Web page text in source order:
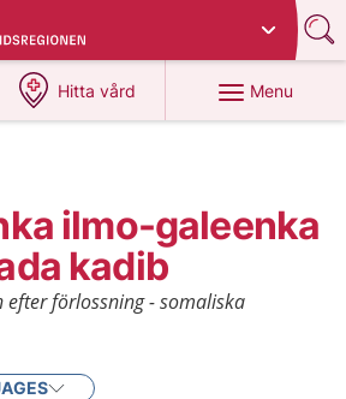
Hitta vård
at 1177.se
Menu
ilmo-galeenka
kadib
förlossning - somaliska